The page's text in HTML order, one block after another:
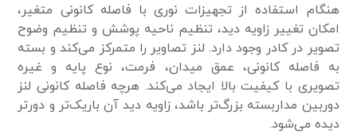
هنگام استفاده از تجهیزات نوری با فاصله کانونی متغیر،
امکان تغییر زاویه دید، تنظیم ناحیه پوشش و تنظیم وضوح
تصویر در کادر وجود دارد. لنز تصاویر را متمرکز می‌کند و بسته
به فاصله کانونی، عمق میدان، فرمت، نوع پایه و غیره
تصویری با کیفیت بالا ایجاد می‌کند. هرچه فاصله کانونی لنز
دوربین مداربسته بزرگ‌تر باشد، زاویه دید آن باریک‌تر و دورتر
دیده می‌شود.